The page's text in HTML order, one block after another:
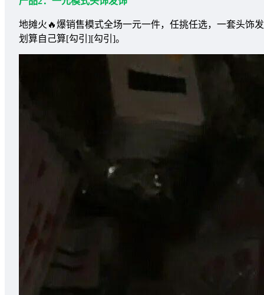
地摊火🔥爆销售模式全场一元一件，任挑任选，一套头饰
划算自己算[勾引][勾引]。